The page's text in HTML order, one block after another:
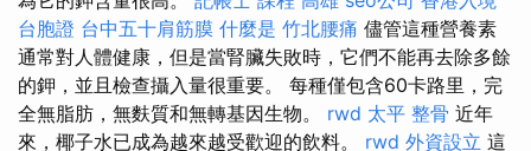
台胞證 台中五十肩筋膜 什麼是 竹北腰痛 儘管這種營養素
通常對人體健康，但是當腎臟失敗時，它們不能再去除多餘
的鉀，並且檢查攝入量很重要。 每種僅包含60卡路里，完
全無脂肪，無麩質和無轉基因生物。 rwd 太平 整骨 近年
來，椰子水已成為越來越受歡迎的飲料。 rwd 外資設立 這